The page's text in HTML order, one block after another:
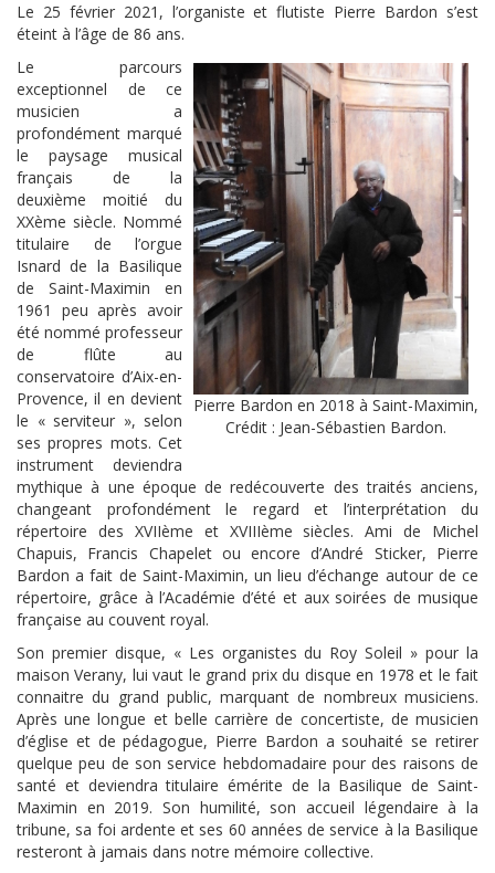
Le 25 février 2021, l’organiste et flutiste Pierre Bardon s’est
éteint à l’âge de 86 ans.
Pierre Bardon en 2018 à Saint-Maximin,
Crédit : Jean-Sébastien Bardon.
Le parcours
exceptionnel de ce
musicien a
profondément marqué
le paysage musical
français de la
deuxième moitié du
XXème siècle. Nommé
titulaire de l’orgue
Isnard de la Basilique
de Saint-Maximin en
1961 peu après avoir
été nommé professeur
de flûte au
conservatoire d’Aix-en-
Provence, il en devient
le « serviteur », selon
ses propres mots. Cet
instrument deviendra
mythique à une époque de redécouverte des traités anciens,
changeant profondément le regard et l’interprétation du
répertoire des XVIIème et XVIIIème siècles. Ami de Michel
Chapuis, Francis Chapelet ou encore d’André Sticker, Pierre
Bardon a fait de Saint-Maximin, un lieu d’échange autour de ce
répertoire, grâce à l’Académie d’été et aux soirées de musique
française au couvent royal.
Son premier disque, « Les organistes du Roy Soleil » pour la
maison Verany, lui vaut le grand prix du disque en 1978 et le fait
connaitre du grand public, marquant de nombreux musiciens.
Après une longue et belle carrière de concertiste, de musicien
d’église et de pédagogue, Pierre Bardon a souhaité se retirer
quelque peu de son service hebdomadaire pour des raisons de
santé et deviendra titulaire émérite de la Basilique de Saint-
Maximin en 2019. Son humilité, son accueil légendaire à la
tribune, sa foi ardente et ses 60 années de service à la Basilique
resteront à jamais dans notre mémoire collective.